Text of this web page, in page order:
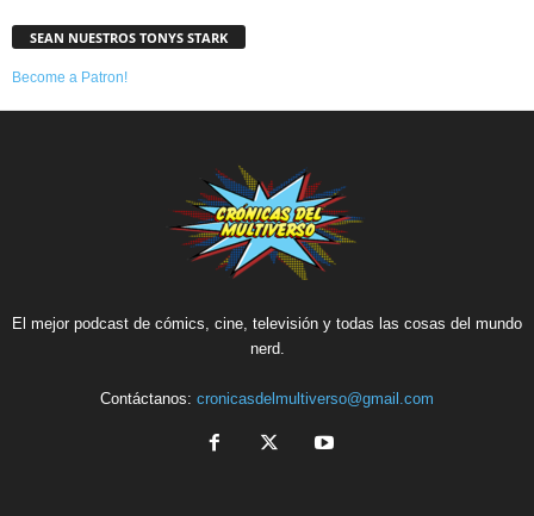
SEAN NUESTROS TONYS STARK
Become a Patron!
El mejor podcast de cómics, cine, televisión y todas las cosas del mundo
nerd.
Contáctanos: cronicasdelmultiverso@gmail.com